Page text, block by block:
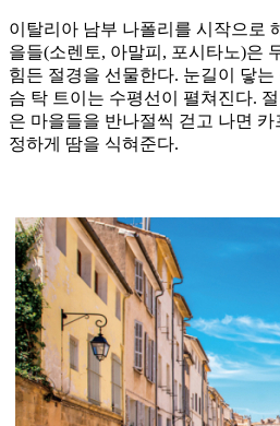
이탈리아 남부 나폴리를 시작으로
을들(소렌토, 아말피, 포시타노)은
힘든 절경을 선물한다. 눈길이 닿
슴 탁 트이는 수평선이 펼쳐진다.
은 마을들을 반나절씩 걷고 나면
정하게 땀을 식혀준다.